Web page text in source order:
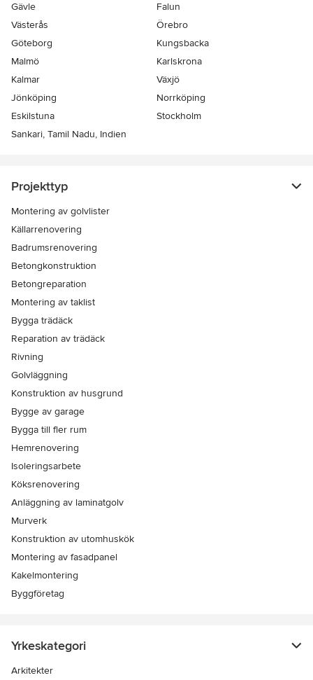
Gävle
Falun
Västerås
Örebro
Göteborg
Kungsbacka
Malmö
Karlskrona
Kalmar
Växjö
Jönköping
Norrköping
Eskilstuna
Stockholm
Sankari, Tamil Nadu, Indien
Projekttyp
Montering av golvlister
Källarrenovering
Badrumsrenovering
Betongkonstruktion
Betongreparation
Montering av taklist
Bygga trädäck
Reparation av trädäck
Rivning
Golvläggning
Konstruktion av husgrund
Bygge av garage
Bygga till fler rum
Hemrenovering
Isoleringsarbete
Köksrenovering
Anläggning av laminatgolv
Murverk
Konstruktion av utomhuskök
Montering av fasadpanel
Kakelmontering
Byggföretag
Yrkeskategori
Arkitekter